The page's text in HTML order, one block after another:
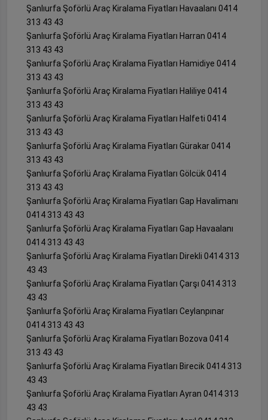
Şanlıurfa Şoförlü Araç Kiralama Fiyatları Havaalanı 0414
313 43 43
Şanlıurfa Şoförlü Araç Kiralama Fiyatları Harran 0414
313 43 43
Şanlıurfa Şoförlü Araç Kiralama Fiyatları Hamidiye 0414
313 43 43
Şanlıurfa Şoförlü Araç Kiralama Fiyatları Haliliye 0414
313 43 43
Şanlıurfa Şoförlü Araç Kiralama Fiyatları Halfeti 0414
313 43 43
Şanlıurfa Şoförlü Araç Kiralama Fiyatları Gürakar 0414
313 43 43
Şanlıurfa Şoförlü Araç Kiralama Fiyatları Gölcük 0414
313 43 43
Şanlıurfa Şoförlü Araç Kiralama Fiyatları Gap Havalimanı
0414 313 43 43
Şanlıurfa Şoförlü Araç Kiralama Fiyatları Gap Havaalanı
0414 313 43 43
Şanlıurfa Şoförlü Araç Kiralama Fiyatları Direkli 0414 313
43 43
Şanlıurfa Şoförlü Araç Kiralama Fiyatları Çarşı 0414 313
43 43
Şanlıurfa Şoförlü Araç Kiralama Fiyatları Ceylanpınar
0414 313 43 43
Şanlıurfa Şoförlü Araç Kiralama Fiyatları Bozova 0414
313 43 43
Şanlıurfa Şoförlü Araç Kiralama Fiyatları Birecik 0414 313
43 43
Şanlıurfa Şoförlü Araç Kiralama Fiyatları Ayran 0414 313
43 43